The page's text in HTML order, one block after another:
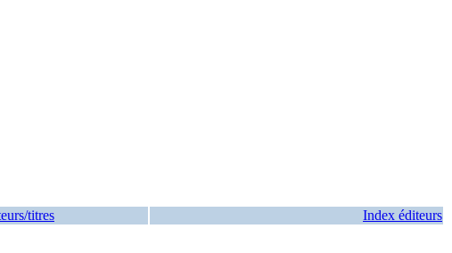
titres Index éditeurs